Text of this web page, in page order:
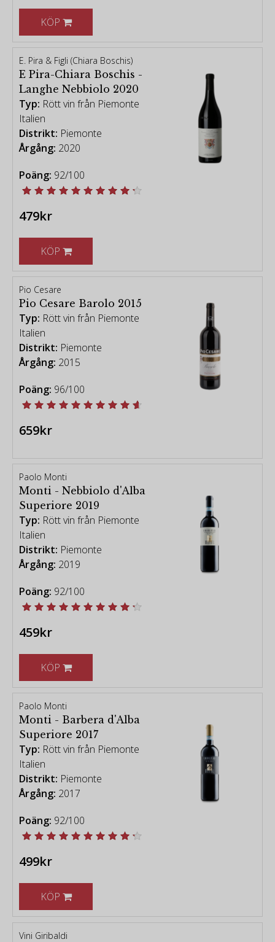
KÖP
E. Pira & Figli (Chiara Boschis)
E Pira-Chiara Boschis -
Langhe Nebbiolo 2020
Typ: Rött vin från Piemonte
Italien
Distrikt: Piemonte
Årgång: 2020
Poäng: 92/100
479kr
KÖP
Pio Cesare
Pio Cesare Barolo 2015
Typ: Rött vin från Piemonte
Italien
Distrikt: Piemonte
Årgång: 2015
Poäng: 96/100
659kr
Paolo Monti
Monti - Nebbiolo d'Alba
Superiore 2019
Typ: Rött vin från Piemonte
Italien
Distrikt: Piemonte
Årgång: 2019
Poäng: 92/100
459kr
KÖP
Paolo Monti
Monti - Barbera d'Alba
Superiore 2017
Typ: Rött vin från Piemonte
Italien
Distrikt: Piemonte
Årgång: 2017
Poäng: 92/100
499kr
KÖP
Vini Giribaldi